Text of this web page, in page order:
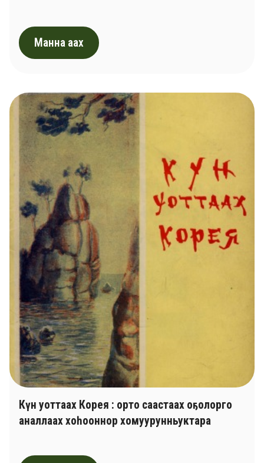
Манна аах
Күн уоттаах Корея : орто саастаах оҕолорго
аналлаах хоһооннор хомуурунньуктара